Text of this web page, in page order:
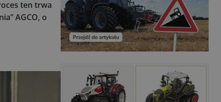
ten trwa
AGCO, o